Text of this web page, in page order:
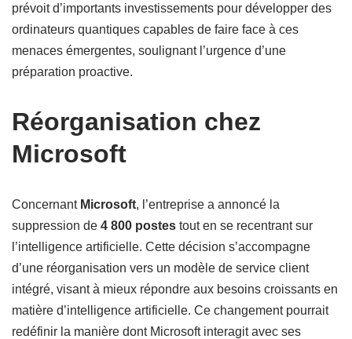
prévoit d’importants investissements pour développer des
ordinateurs quantiques capables de faire face à ces
menaces émergentes, soulignant l’urgence d’une
préparation proactive.
Réorganisation chez
Microsoft
Concernant Microsoft, l’entreprise a annoncé la
suppression de 4 800 postes tout en se recentrant sur
l’intelligence artificielle. Cette décision s’accompagne
d’une réorganisation vers un modèle de service client
intégré, visant à mieux répondre aux besoins croissants en
matière d’intelligence artificielle. Ce changement pourrait
redéfinir la manière dont Microsoft interagit avec ses